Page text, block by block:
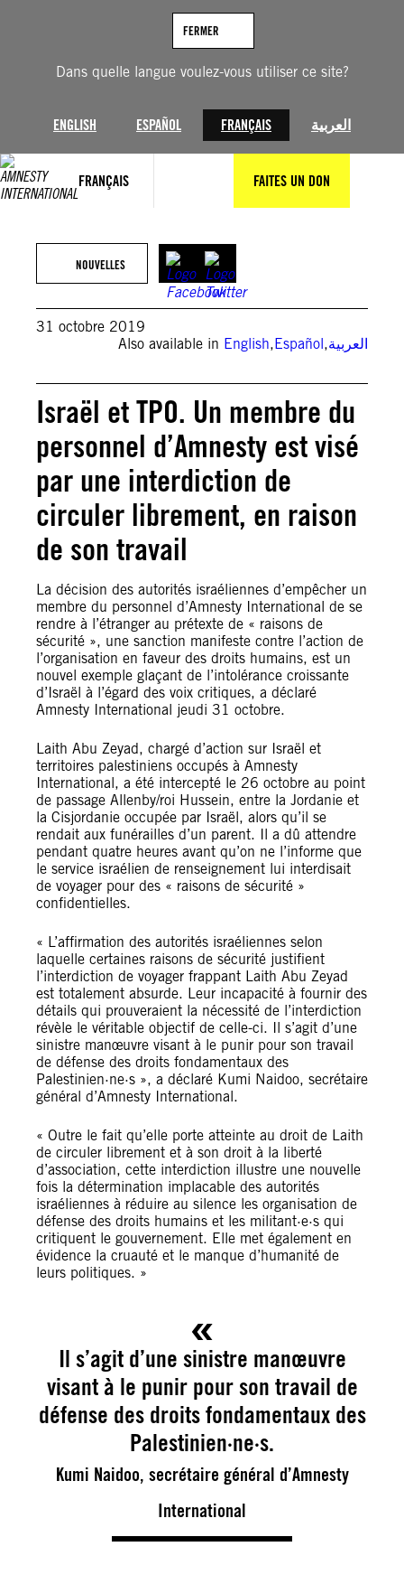
Dans quelle langue voulez-vous utiliser ce site?
ENGLISH ESPAÑOL FRANÇAIS العربية
FERMER
FRANÇAIS FAITES UN DON
NOUVELLES
31 octobre 2019
Also available in English,Español,العربية
Israël et TPO. Un membre du
personnel d’Amnesty est visé
par une interdiction de
circuler librement, en raison
de son travail
La décision des autorités israéliennes d’empêcher un
membre du personnel d’Amnesty International de se
rendre à l’étranger au prétexte de « raisons de
sécurité », une sanction manifeste contre l’action de
l’organisation en faveur des droits humains, est un
nouvel exemple glaçant de l’intolérance croissante
d’Israël à l’égard des voix critiques, a déclaré
Amnesty International jeudi 31 octobre.
Laith Abu Zeyad, chargé d’action sur Israël et
territoires palestiniens occupés à Amnesty
International, a été intercepté le 26 octobre au point
de passage Allenby/roi Hussein, entre la Jordanie et
la Cisjordanie occupée par Israël, alors qu’il se
rendait aux funérailles d’un parent. Il a dû attendre
pendant quatre heures avant qu’on ne l’informe que
le service israélien de renseignement lui interdisait
de voyager pour des « raisons de sécurité »
confidentielles.
« L’affirmation des autorités israéliennes selon
laquelle certaines raisons de sécurité justifient
l’interdiction de voyager frappant Laith Abu Zeyad
est totalement absurde. Leur incapacité à fournir des
détails qui prouveraient la nécessité de l’interdiction
révèle le véritable objectif de celle-ci. Il s’agit d’une
sinistre manœuvre visant à le punir pour son travail
de défense des droits fondamentaux des
Palestinien·ne·s », a déclaré Kumi Naidoo, secrétaire
général d’Amnesty International.
« Outre le fait qu’elle porte atteinte au droit de Laith
de circuler librement et à son droit à la liberté
d’association, cette interdiction illustre une nouvelle
fois la détermination implacable des autorités
israéliennes à réduire au silence les organisation de
défense des droits humains et les militant·e·s qui
critiquent le gouvernement. Elle met également en
évidence la cruauté et le manque d’humanité de
leurs politiques. »
Il s’agit d’une sinistre manœuvre
visant à le punir pour son travail de
défense des droits fondamentaux des
Palestinien·ne·s.
Kumi Naidoo, secrétaire général d’Amnesty
International